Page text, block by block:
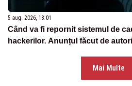
5 aug. 2026, 18:01
Când va fi repornit sistemul de
hackerilor. Anunțul făcut de
Mai Multe